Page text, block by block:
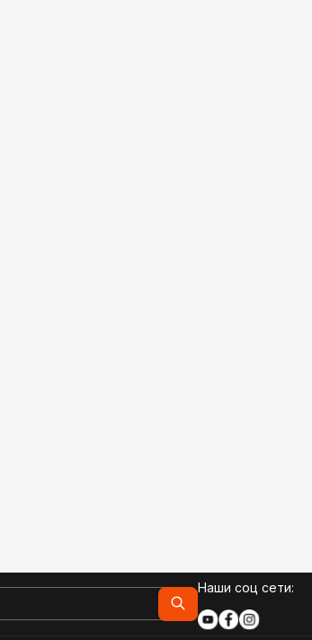
Наши соц сети: